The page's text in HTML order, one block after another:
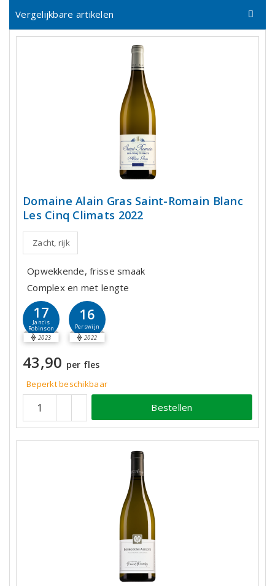
Vergelijkbare artikelen
Domaine Alain Gras Saint-Romain Blanc
Les Cinq Climats 2022
Zacht, rijk
Opwekkende, frisse smaak
Complex en met lengte
17
Jancis
Robinson
2023
16
Perswijn
2022
43,90 per fles
Beperkt beschikbaar
Bestellen